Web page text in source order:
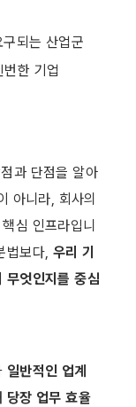
되는 산업군
한 기업
과 단점을 알아
아니라, 회사의
심 인프라입니
법보다, 우리 기
무엇인지를 중심
일반적인 업계
당장 업무 효율